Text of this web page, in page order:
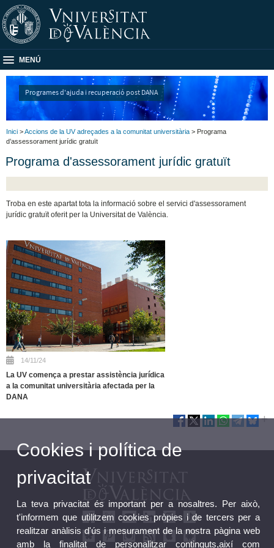
MENÚ
Programes d'ajuda i recuperació post DANA
Inici >Accions de la UV adreçades a la comunitat universitària > Programa
d’assessorament jurídic gratuït
Programa d'assessorament jurídic gratuït
Troba en este apartat tota la informació sobre el servici d'assessorament
jurídic gratuït oferit per la Universitat de València.
14/11/24
La UV comença a prestar assistència jurídica
a la comunitat universitària afectada per la
DANA
Cookies i política de
privacitat
La teva privacitat és important per a nosaltres. Per això,
t'informem que utilitzem cookies pròpies i de tercers per a
realitzar anàlisis d'ús i mesurament de la nostra pàgina web
amb la finalitat de personalitzar continguts,així com